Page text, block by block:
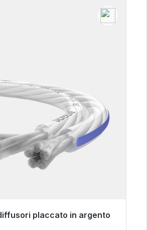
placcato in argento
spedizione immediata, tempo di